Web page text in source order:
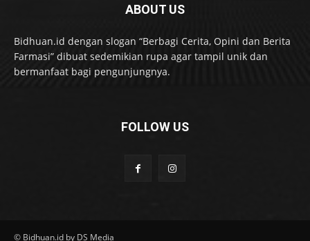
ABOUT US
Bidhuan.id dengan slogan “Berbagi Cerita, Opini dan Berita
Farmasi” dibuat sedemikian rupa agar tampil unik dan
bermanfaat bagi pengunjungnya.
FOLLOW US
© Bidhuan.id by DS Media